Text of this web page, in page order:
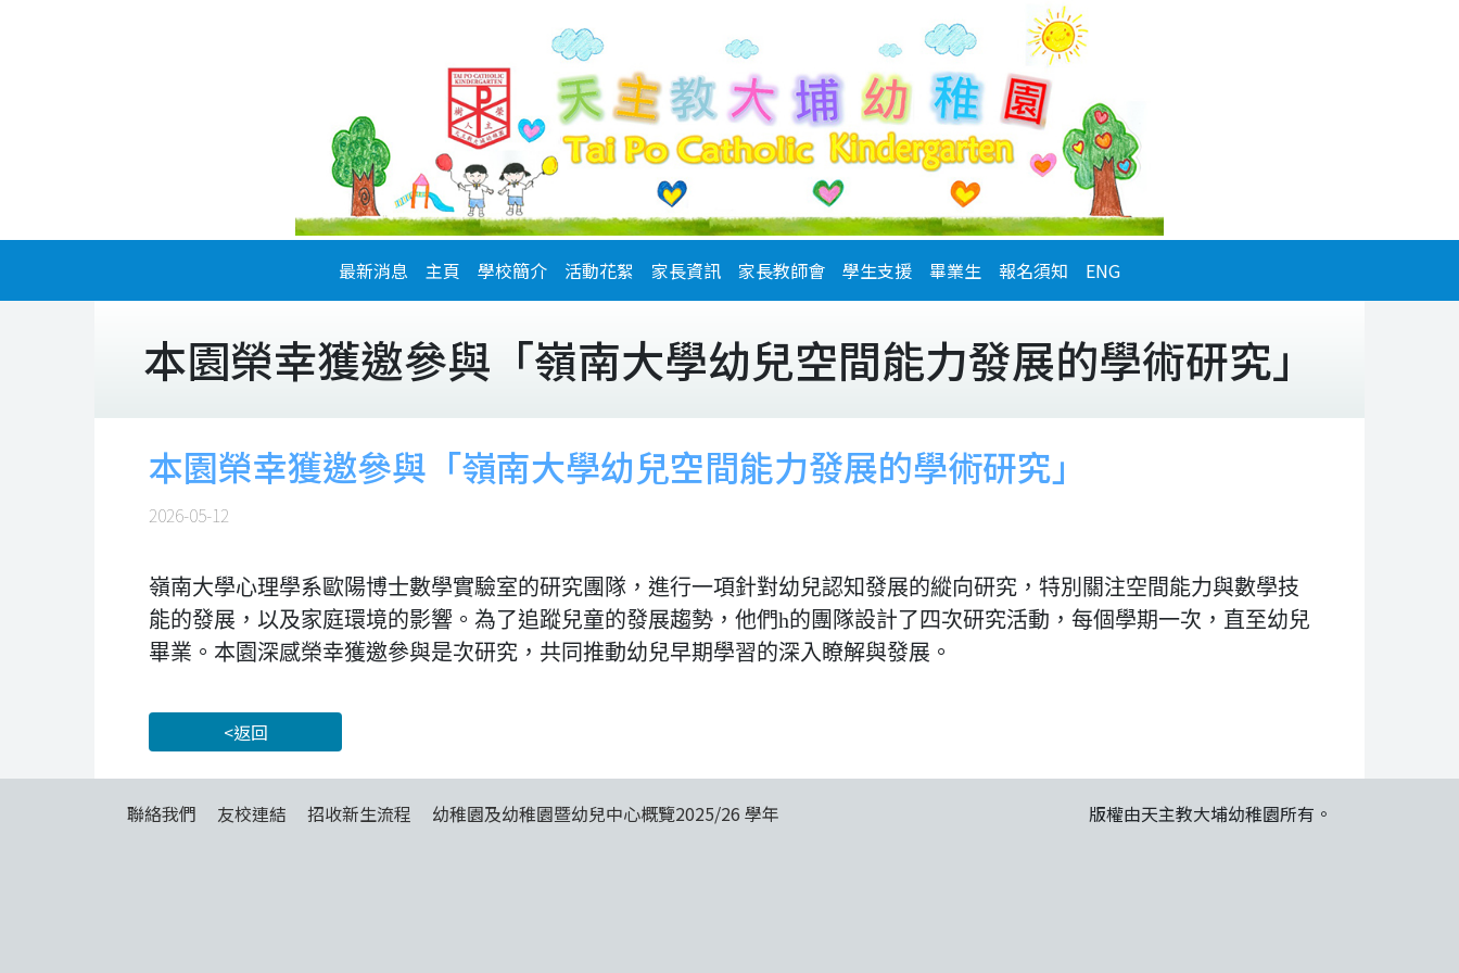
最新消息 主頁 學校簡介 活動花絮 家長資訊 家長教師會 學生支援 畢業生 報名須知 ENG
本園榮幸獲邀參與「嶺南大學幼兒空間能力發展的學術研究」
本園榮幸獲邀參與「嶺南大學幼兒空間能力發展的學術研究」
2026-05-12
嶺南大學心理學系歐陽博士數學實驗室的研究團隊，進行一項針對幼兒認知發展的縱向研究，特別關注空間能力與數學技
能的發展，以及家庭環境的影響。為了追蹤兒童的發展趨勢，他們h的團隊設計了四次研究活動，每個學期一次，直至幼兒
畢業。本園深感榮幸獲邀參與是次研究，共同推動幼兒早期學習的深入瞭解與發展。
<返回
聯絡我們 友校連結 招收新生流程 幼稚園及幼稚園暨幼兒中心概覽2025/26 學年 版權由天主教大埔幼稚園所有。